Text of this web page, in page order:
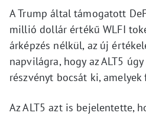
A Trump által támogatott
millió dollár értékű WLFI
árképzés nélkül, az új
napvilágra, hogy az ALT5
részvényt bocsát ki,
Az ALT5 azt is bejelentette,